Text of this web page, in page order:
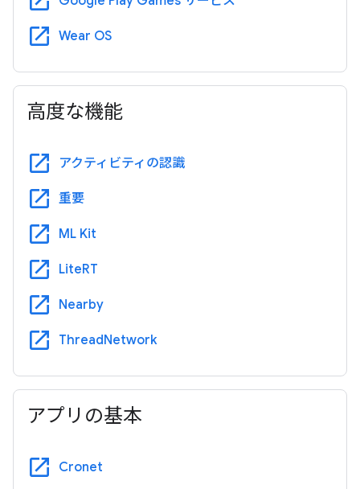
open_in_new Wear OS
高度な機能
open_in_new アクティビティの認識
open_in_new 重要
open_in_new ML Kit
open_in_new LiteRT
open_in_new Nearby
open_in_new ThreadNetwork
アプリの基本
open_in_new Cronet